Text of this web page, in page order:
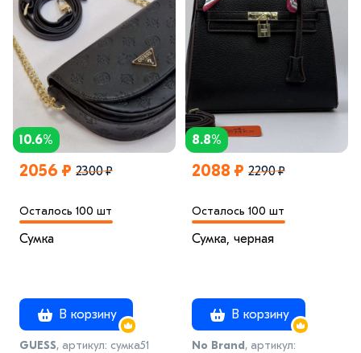
10.6%
2056 ₽ 2300 ₽
Осталось 100 шт
Сумка
В корзину
GUESS, артикул: сумка51
8.8%
2088 ₽ 2290 ₽
Осталось 100 шт
Сумка, черная
В корзину
No Brand, артикул: